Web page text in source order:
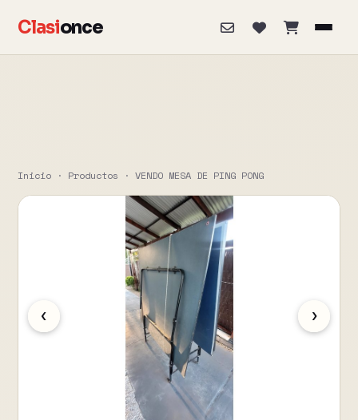
Clasionce
Inicio · Productos · VENDO MESA DE PING PONG
‹ ›